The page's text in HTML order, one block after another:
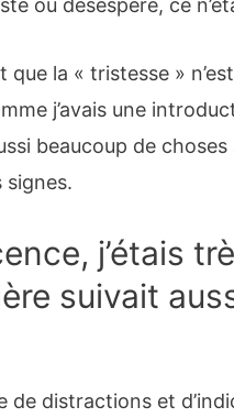
ou désespéré, ce
que la « tristesse »
j’avais une
beaucoup de
signes.
j’étais
suivait
de distractions et